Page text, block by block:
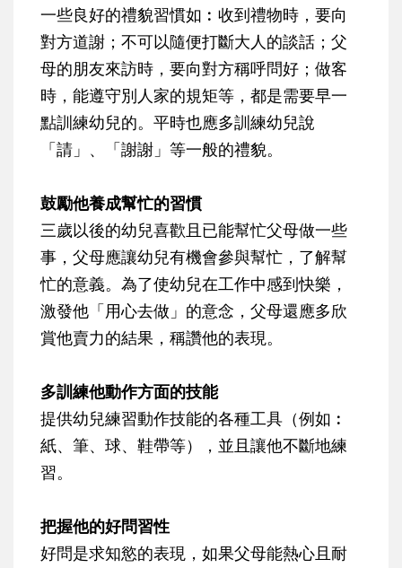
一些良好的禮貌習慣如︰收到禮物時，要向
對方道謝；不可以隨便打斷大人的談話；父
母的朋友來訪時，要向對方稱呼問好；做客
時，能遵守別人家的規矩等，都是需要早一
點訓練幼兒的。平時也應多訓練幼兒說
「請」、「謝謝」等一般的禮貌。
鼓勵他養成幫忙的習慣
三歲以後的幼兒喜歡且已能幫忙父母做一些
事，父母應讓幼兒有機會參與幫忙，了解幫
忙的意義。為了使幼兒在工作中感到快樂，
激發他「用心去做」的意念，父母還應多欣
賞他賣力的結果，稱讚他的表現。
多訓練他動作方面的技能
提供幼兒練習動作技能的各種工具（例如︰
紙、筆、球、鞋帶等），並且讓他不斷地練
習。
把握他的好問習性
好問是求知慾的表現，如果父母能熱心且耐